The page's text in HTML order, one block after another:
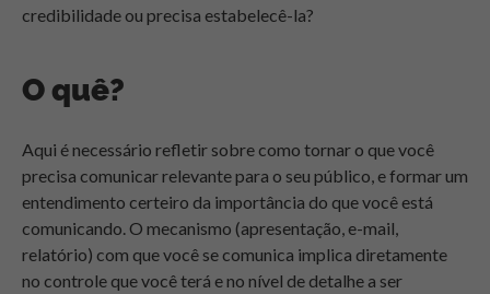
credibilidade ou precisa estabelecê-la?
O quê?
Aqui é necessário refletir sobre como tornar o que você
precisa comunicar relevante para o seu público, e formar um
entendimento certeiro da importância do que você está
comunicando. O mecanismo (apresentação, e-mail,
relatório) com que você se comunica implica diretamente
no controle que você terá e no nível de detalhe a ser